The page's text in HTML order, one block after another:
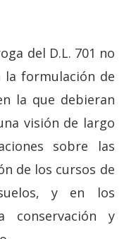
del D.L. 701 no
la formulación de
la que debieran
visión de largo
sobre las
de los cursos de
y en los
conservación y